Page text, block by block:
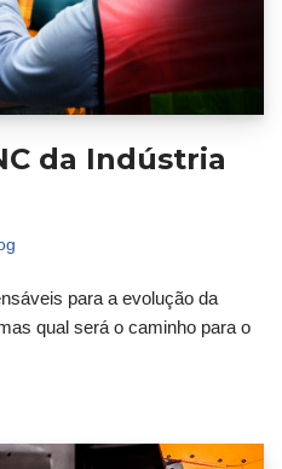
da Indústria
para a evolução da
qual será o caminho para o